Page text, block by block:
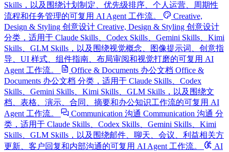
Skills，以及围绕计划制定、优先级排序、个人运营、周期性
流程和任务管理的可复用 AI Agent 工作流。
Creative,
Design & Styling 创意设计 Creative, Design & Styling 创意设计
分类，适用于 Claude Skills、Codex Skills、Gemini Skills、Kimi
Skills、GLM Skills，以及围绕视觉概念、图像提示词、创意指
导、UI 样式、组件指南、布局审阅和视觉打磨的可复用 AI
Agent 工作流。
Office & Documents 办公文档 Office &
Documents 办公文档 分类，适用于 Claude Skills、Codex
Skills、Gemini Skills、Kimi Skills、GLM Skills，以及围绕文
档、表格、演示、合同、摘要和办公知识工作流的可复用 AI
Agent 工作流。
Communication 沟通 Communication 沟通 分
类，适用于 Claude Skills、Codex Skills、Gemini Skills、Kimi
Skills、GLM Skills，以及围绕邮件、聊天、会议、利益相关方
更新、客户回复和内部沟通的可复用 AI Agent 工作流。
AI